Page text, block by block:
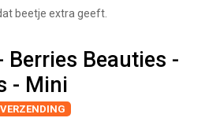
beetje extra geeft.
Berries Beauties -
- Mini